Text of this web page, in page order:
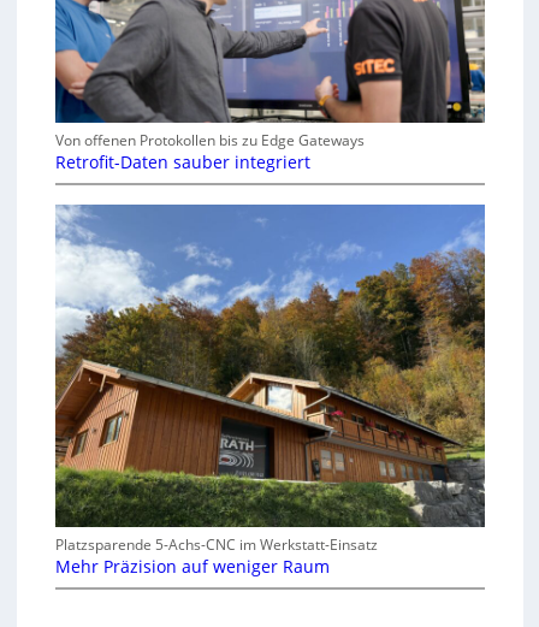
Von offenen Protokollen bis zu Edge Gateways
Retrofit-Daten sauber integriert
Platzsparende 5-Achs-CNC im Werkstatt-Einsatz
Mehr Präzision auf weniger Raum